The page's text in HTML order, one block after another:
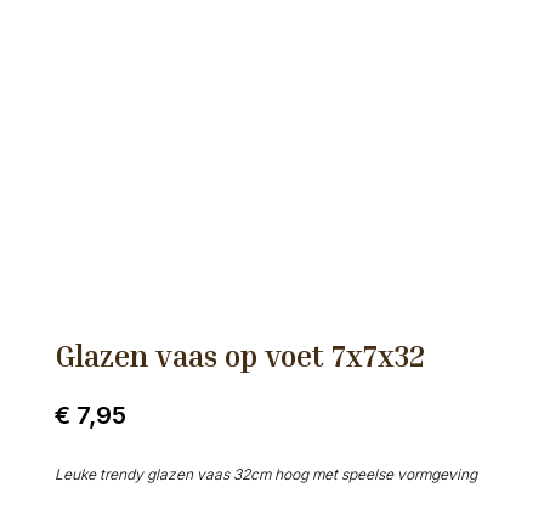
Glazen vaas op voet 7x7x32
€ 7,95
Leuke trendy glazen vaas 32cm hoog met speelse vormgeving